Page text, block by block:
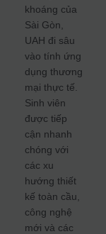
khoáng của
Sài Gòn,
UAH đi sâu
vào tính ứng
dụng thương
mại thực tế.
Sinh viên
được tiếp
cận nhanh
chóng với
các xu
hướng thiết
kế toàn cầu,
công nghệ
mới và các